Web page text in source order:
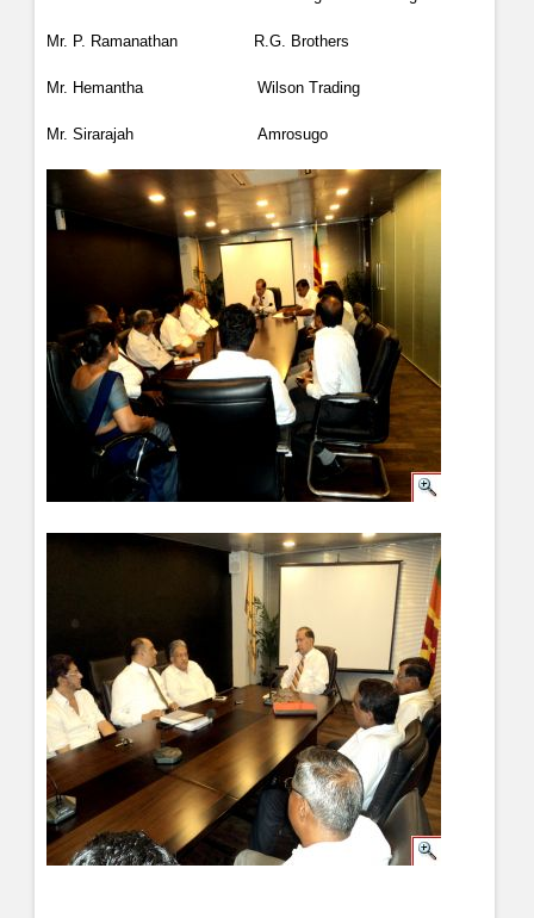
Mr. P. Ramanathan R.G. Brothers
Mr. Hemantha Wilson Trading
Mr. Sirarajah Amrosugo